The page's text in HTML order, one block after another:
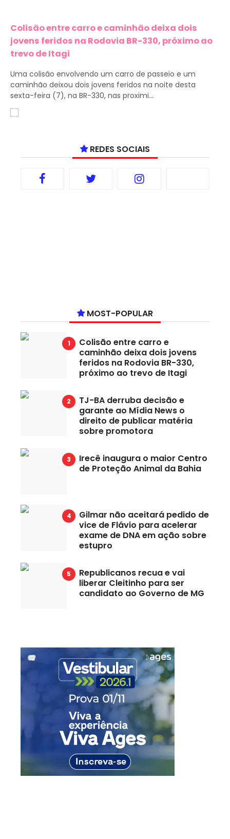
Colisão entre carro e caminhão deixa dois
jovens feridos na Rodovia BR-330, próximo ao
trevo de Itagi
Uma colisão envolvendo um carro de passeio e um
caminhão deixou dois jovens feridos na noite desta
sexta-feira (7), na BR-330, nas proximi...
REDES SOCIAIS
MOST-POPULAR
Colisão entre carro e
caminhão deixa dois jovens
feridos na Rodovia BR-330,
próximo ao trevo de Itagi
TJ-BA derruba decisão e
garante ao Mídia News o
direito de publicar matéria
sobre promotora
Irecê inaugura o maior Centro
de Proteção Animal da Bahia
Gilmar não aceitará pedido de
vice de Flávio para acelerar
exame de DNA em ação sobre
estupro
Republicanos recua e vai
liberar Cleitinho para ser
candidato ao Governo de MG